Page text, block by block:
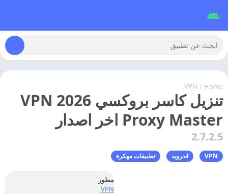
Home
/
VPN
تنزيل كاسر بروكسي 2026 VPN
Proxy Master اخر اصدار
2.7.2.5
VPN اندرويد تطبيقات مهكرة
مطور
VPN